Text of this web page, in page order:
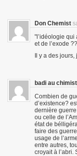
Don Chemist
"l’idéologie qui
et de l’exode
Il y a des
badi au chimist
Combien de
d’existence?
dernière
ou celle de
état de
faire des
usage de
entre autres,
croyait à l’abri.